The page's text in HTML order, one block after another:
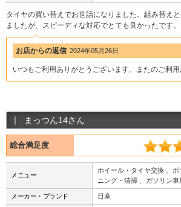
タイヤの買い替えでお世話になりました。組み替え
ましたが、スピーディな対応でとても良かったです。
お店からの返信 2024年05月26日
いつもご利用ありがとうございます。またのご利用
まっつん14さん
総合満足度
メニュー
ホイール・タイヤ交換 、
ニング・清掃 、ガソリン
メーカー・ブランド 日産